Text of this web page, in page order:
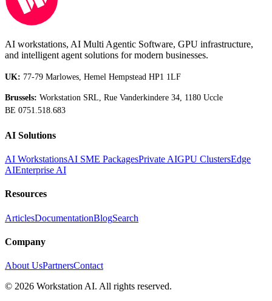
AI workstations, AI Multi Agentic Software, GPU infrastructure,
and intelligent agent solutions for modern businesses.
UK: 77-79 Marlowes, Hemel Hempstead HP1 1LF
Brussels: Workstation SRL, Rue Vanderkindere 34, 1180 Uccle
BE 0751.518.683
AI Solutions
AI WorkstationsAI SME PackagesPrivate AIGPU ClustersEdge
AIEnterprise AI
Resources
ArticlesDocumentationBlogSearch
Company
About UsPartnersContact
© 2026 Workstation AI. All rights reserved.